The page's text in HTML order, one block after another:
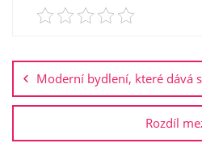
pro
příspěvek
Moderní bydlení, které dává
Rozdíl